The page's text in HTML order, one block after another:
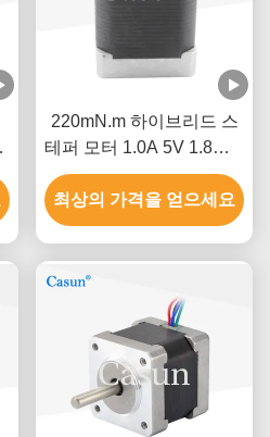
220mN.m 하이브리드 스
테퍼 모터 1.0A 5V 1.8도 4
선 모터
최상의 가격을 얻으세요